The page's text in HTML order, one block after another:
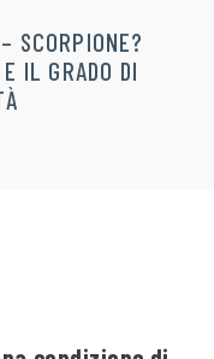
SCORPIONE?
IL GRADO DI